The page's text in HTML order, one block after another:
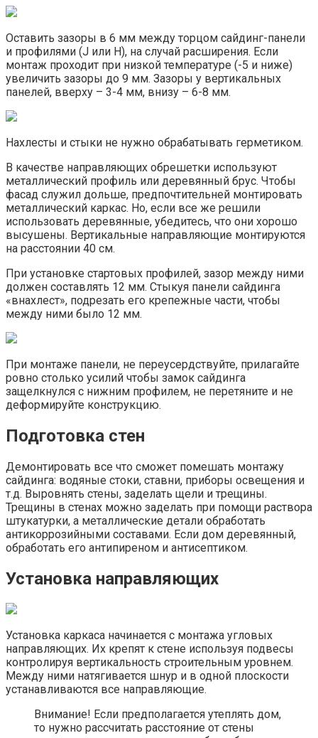
Оставить зазоры в 6 мм между торцом сайдинг-панели
и профилями (J или H), на случай расширения. Если
монтаж проходит при низкой температуре (-5 и ниже)
увеличить зазоры до 9 мм. Зазоры у вертикальных
панелей, вверху – 3-4 мм, внизу – 6-8 мм.
Нахлесты и стыки не нужно обрабатывать герметиком.
В качестве направляющих обрешетки используют
металлический профиль или деревянный брус. Чтобы
фасад служил дольше, предпочтительней монтировать
металлический каркас. Но, если все же решили
использовать деревянные, убедитесь, что они хорошо
высушены. Вертикальные направляющие монтируются
на расстоянии 40 см.
При установке стартовых профилей, зазор между ними
должен составлять 12 мм. Стыкуя панели сайдинга
«внахлест», подрезать его крепежные части, чтобы
между ними было 12 мм.
При монтаже панели, не переусердствуйте, прилагайте
ровно столько усилий чтобы замок сайдинга
защелкнулся с нижним профилем, не перетяните и не
деформируйте конструкцию.
Подготовка стен
Демонтировать все что сможет помешать монтажу
сайдинга: водяные стоки, ставни, приборы освещения и
т.д. Выровнять стены, заделать щели и трещины.
Трещины в стенах можно заделать при помощи раствора
штукатурки, а металлические детали обработать
антикоррозийными составами. Если дом деревянный,
обработать его антипиреном и антисептиком.
Установка направляющих
Установка каркаса начинается с монтажа угловых
направляющих. Их крепят к стене используя подвесы
контролируя вертикальность строительным уровнем.
Между ними натягивается шнур и в одной плоскости
устанавливаются все направляющие.
Внимание! Если предполагается утеплять дом,
то нужно рассчитать расстояние от стены